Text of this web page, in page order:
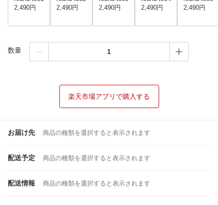
2,490円
2,490円
2,490円
2,490円
2,490円
数量
楽天市場アプリで購入する
お届け先 商品の種類を選択すると表示されます
配送予定 商品の種類を選択すると表示されます
配送情報 商品の種類を選択すると表示されます